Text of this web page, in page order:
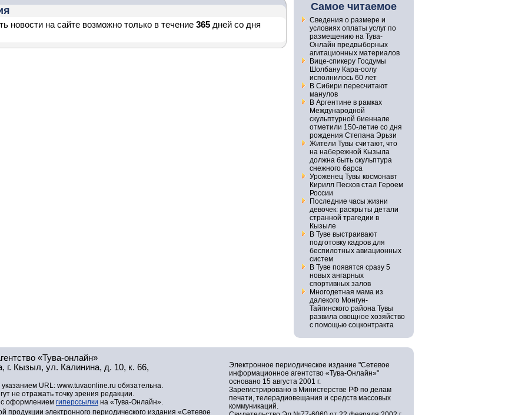
новости на сайте возможно только в течение 365 дней со дня
Самое читаемое
Сведения о размере и
условиях оплаты услуг по
размещению на Тува-
Онлайн предвыборных
агитационных материалов
Вице-спикеру Госдумы
Шолбану Кара-оолу
исполнилось 60 лет
В Сибири пересчитают
манулов
В Аргентине в рамках
Международной
скульптурной биеннале
отметили 150-летие со дня
рождения Степана Эрьзи
Жители Тувы считают, что
на набережной Кызыла
должна быть скульптура
снежного барса
Уроженец Тувы космонавт
Кирилл Песков стал Героем
России
Последние часы жизни
девочек: раскрыты детали
странной трагедии в
Кызыле
В Туве выстраивают
подготовку кадров для
беспилотных авиационных
систем
В Туве появятся сразу 5
новых ангарных
спортивных залов
Многодетная мама из
далекого Монгун-
Тайгинского района Тувы
развила овощное хозяйство
с помощью соцконтракта
«Тува-онлайн»
г. Кызыл, ул. Калинина, д. 10, к. 66,
URL: www.tuvaonline.ru обязательна.
не отражать точку зрения редакции.
с оформлением гиперссылки на «Тува-Онлайн».
электронного периодического издания «Сетевое
Электронное периодическое издание "Сетевое
информационное агентство «Тува-Онлайн»"
основано 15 августа 2001 г.
Зарегистрировано в Министерстве РФ по делам
печати, телерадиовещания и средств массовых
коммуникаций.